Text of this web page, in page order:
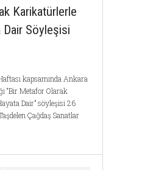
Karikatürlerle
Dair Söyleşisi
kapsamında Ankara
“Bir Metafor Olarak
Dair” söyleşisi 26
Çağdaş Sanatlar